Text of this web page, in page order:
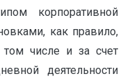
корпоративной
как правило,
числе и за счет
деятельности